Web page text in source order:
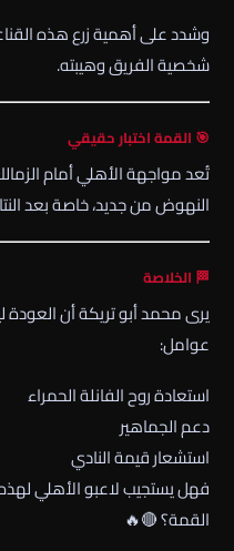
وشدد على أهمية زرع هذه
شخصية الفريق وهيبته.
🎯 القمة اختبار حقيقي
تُعد مواجهةالأهليأمام
النهوض من جديد، خاصة بعد
🏁 الخلاصة
يرىمحمد أبو تريكةأن العودة
عوامل:
استعادة روح الفانلة الحمراء
دعم الجماهير
استشعار قيمة النادي
فهل يستجيب لاعبو الأهلي
القمة؟ 🔴🔥